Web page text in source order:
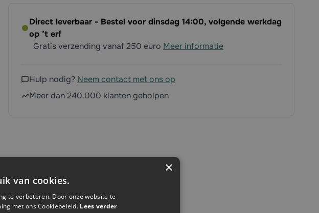
Direct leverbaar - Bestel voor dinsdag 14:00, volgende werkdag
op ’t erf
Gratis verzending vanaf 250 euro Meer informatie
Hulp nodig? Neem contact met ons op
Meer dan 240.000 klanten geholpen
×
van cookies.
te verbeteren. Door onze website te
met ons Cookiebeleid. Lees verder